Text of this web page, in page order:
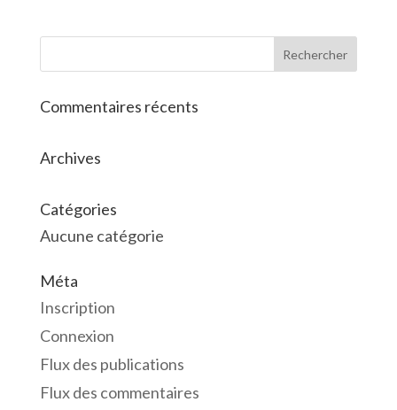
Commentaires récents
Archives
Catégories
Aucune catégorie
Méta
Inscription
Connexion
Flux des publications
Flux des commentaires